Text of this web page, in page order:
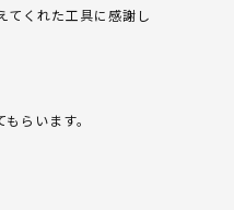
てくれた工具に感謝し
らいます。